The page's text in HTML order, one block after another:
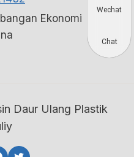
Ekonomi
Daur Ulang Plastik
Wechat
Chat